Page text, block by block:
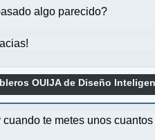
algo parecido?
OUIJA de Diseño
te metes unos